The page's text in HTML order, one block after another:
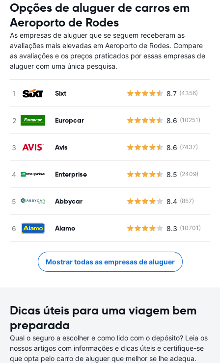
Opções de aluguer de carros em
Aeroporto de Rodes
As empresas de aluguer que se seguem receberam as
avaliações mais elevadas em Aeroporto de Rodes. Compare
as avaliações e os preços praticados por essas empresas de
aluguer com uma única pesquisa.
Sixt 8.7 (4356)
Europcar 8.6 (10251)
Avis 8.6 (7437)
Enterprise 8.5 (2409)
Abbycar 8.4 (857)
Alamo 8.3 (10701)
Mostrar todas as empresas de aluguer
Dicas úteis para uma viagem bem
preparada
Qual o seguro a escolher e como lido com o depósito? Leia os
nossos artigos com informações e dicas úteis e certifique-se
que opta pelo carro de aluguer que melhor se lhe adequa.